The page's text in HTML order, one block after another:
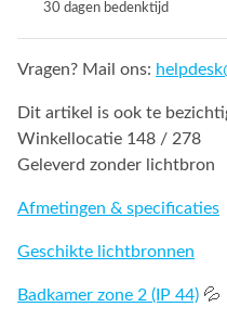
30 dagen bedenktijd
Vragen? Mail ons:
Dit artikel is ook te
Winkellocatie 148 / 278
Geleverd zonder lichtbron
Afmetingen & specificaties
Geschikte lichtbronnen
Badkamer zone 2 (IP 44) 💦